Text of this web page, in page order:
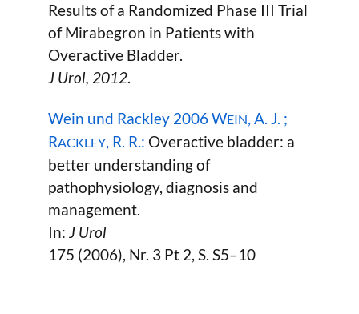
Results of a Randomized Phase III Trial
of Mirabegron in Patients with
Overactive Bladder.
J Urol, 2012.
Wein und Rackley 2006 WEIN, A. J. ;
RACKLEY, R. R.: Overactive bladder: a
better understanding of
pathophysiology, diagnosis and
management.
In: J Urol
175 (2006), Nr. 3 Pt 2, S. S5–10